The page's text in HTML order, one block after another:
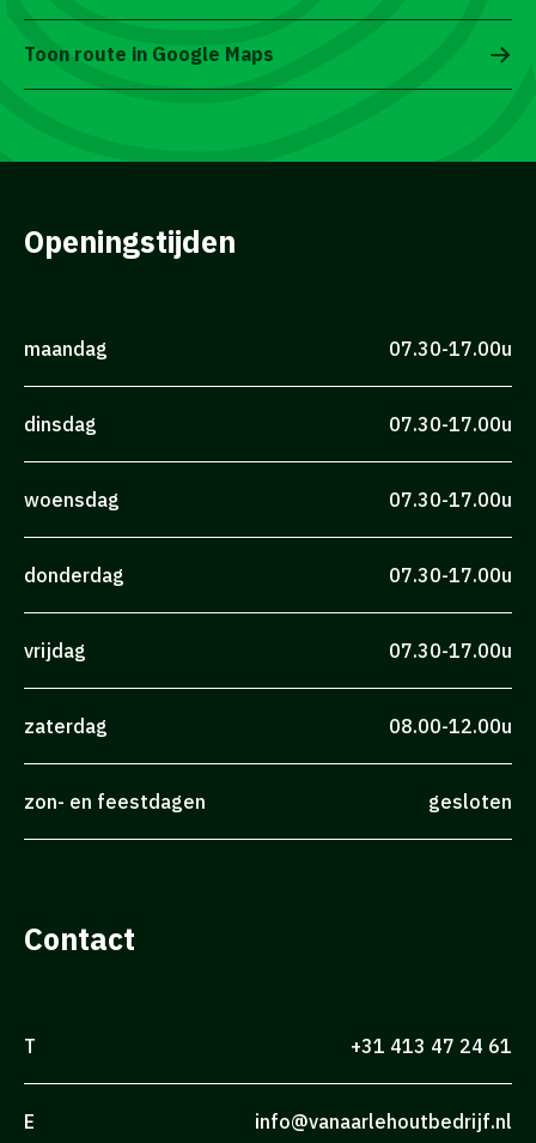
Toon route in Google Maps
Openingstijden
maandag 07.30-17.00u
dinsdag 07.30-17.00u
woensdag 07.30-17.00u
donderdag 07.30-17.00u
vrijdag 07.30-17.00u
zaterdag 08.00-12.00u
zon- en feestdagen gesloten
Contact
T +31 413 47 24 61
E info@vanaarlehoutbedrijf.nl